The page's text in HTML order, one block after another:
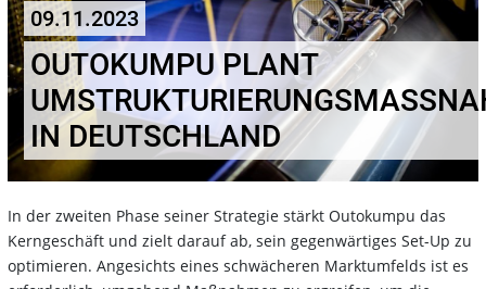
09.11.2023
OUTOKUMPU PLANT
N DEUTSCHLAND
In der zweiten Phase seiner Strategie stärkt Outokumpu das
Kerngeschäft und zielt darauf ab, sein gegenwärtiges Set-Up zu
optimieren. Angesichts eines schwächeren Marktumfelds ist es